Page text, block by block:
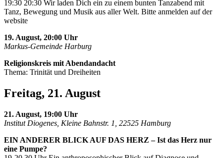
19:30 20:30 Wir laden Dich ein zu einem bunten Tanzabend mit
Tanz, Bewegung und Musik aus aller Welt. Bitte anmelden auf der
website
19. August, 20:00 Uhr
Markus-Gemeinde Harburg
Religionskreis mit Abendandacht
Thema: Trinität und Dreiheiten
Freitag, 21. August
21. August, 19:00 Uhr
Institut Diogenes, Kleine Bahnstr. 1, 22525 Hamburg
EIN ANDERER BLICK AUF DAS HERZ – Ist das Herz nur
eine Pumpe?